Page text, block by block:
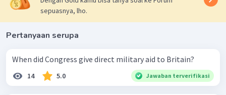
sepuasnya, lho.
Pertanyaan serupa
When did Congress give direct military aid to Britain?
14 5.0 Jawaban terverifikasi